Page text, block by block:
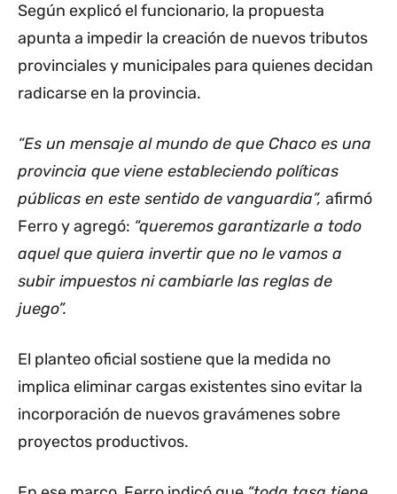
Según explicó el funcionario, la propuesta
apunta a impedir la creación de nuevos tributos
provinciales y municipales para quienes decidan
radicarse en la provincia.
“Es un mensaje al mundo de que Chaco es una
provincia que viene estableciendo políticas
públicas en este sentido de vanguardia”, afirmó
Ferro y agregó: “queremos garantizarle a todo
aquel que quiera invertir que no le vamos a
subir impuestos ni cambiarle las reglas de
juego”.
El planteo oficial sostiene que la medida no
implica eliminar cargas existentes sino evitar la
incorporación de nuevos gravámenes sobre
proyectos productivos.